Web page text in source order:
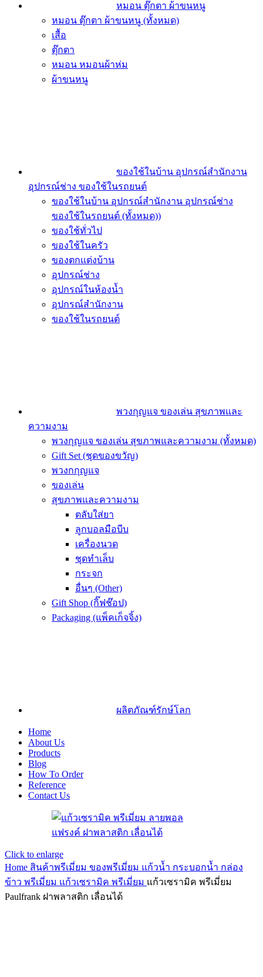
หมอน ตุ๊กตา ผ้าขนหนู
หมอน ตุ๊กตา ผ้าขนหนู (ทั้งหมด)
เสื้อ
ตุ๊กตา
หมอน หมอนผ้าห่ม
ผ้าขนหนู
ของใช้ในบ้าน อุปกรณ์สำนักงาน
อุปกรณ์ช่าง ของใช้ในรถยนต์
ของใช้ในบ้าน อุปกรณ์สำนักงาน อุปกรณ์ช่าง
ของใช้ในรถยนต์ (ทั้งหมด))
ของใช้ทั่วไป
ของใช้ในครัว
ของตกแต่งบ้าน
อุปกรณ์ช่าง
อุปกรณ์ในห้องน้ำ
อุปกรณ์สำนักงาน
ของใช้ในรถยนต์
พวงกุญแจ ของเล่น สุขภาพและ
ความงาม
พวงกุญแจ ของเล่น สุขภาพและความงาม (ทั้งหมด)
Gift Set (ชุดของขวัญ)
พวงกกุญแจ
ของเล่น
สุขภาพและความงาม
ตลับใส่ยา
ลูกบอลมือบีบ
เครื่องนวด
ชุดทำเล็บ
กระจก
อื่นๆ (Other)
Gift Shop (กิ๊ฟช๊อป)
Packaging (แพ็คเก็จจิ้ง)
ผลิตภัณฑ์รักษ์โลก
Home
About Us
Products
Blog
How To Order
Reference
Contact Us
Click to enlarge
Home สินค้าพรีเมี่ยม ของพรีเมี่ยม แก้วน้ำ กระบอกน้ำ กล่อง
ข้าว พรีเมี่ยม แก้วเซรามิค พรีเมี่ยม แก้วเซรามิค พรีเมี่ยม
Paulfrank ฝาพลาสติก เลื่อนได้